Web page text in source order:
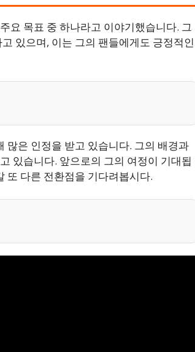
요 목표 중 하나라고 이야기했습니다. 그
있으며, 이는 그의 팬들에게도 긍정적인
많은 인정을 받고 있습니다. 그의 배경과
있습니다. 앞으로의 그의 여정이 기대됩
또 다른 전환점을 기다려봅시다.